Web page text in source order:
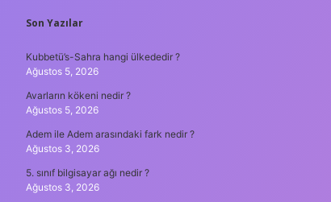
SIDEBAR
Son Yazılar
Kubbetü’s-Sahra hangi ülkededir ?
Ağustos 5, 2026
Avarların kökeni nedir ?
Ağustos 5, 2026
Adem ile Adem arasındaki fark nedir ?
Ağustos 3, 2026
5. sınıf bilgisayar ağı nedir ?
Ağustos 3, 2026